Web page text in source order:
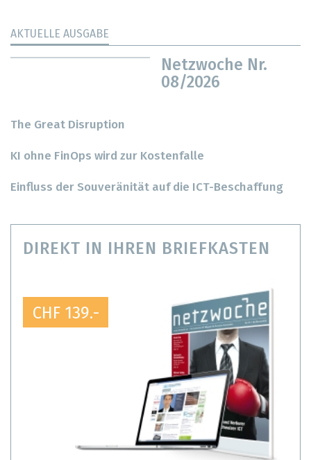
AKTUELLE AUSGABE
Netzwoche Nr.
08/2026
The Great Disruption
KI ohne FinOps wird zur Kostenfalle
Einfluss der Souveränität auf die ICT-Beschaffung
DIREKT IN IHREN BRIEFKASTEN
CHF 139.-